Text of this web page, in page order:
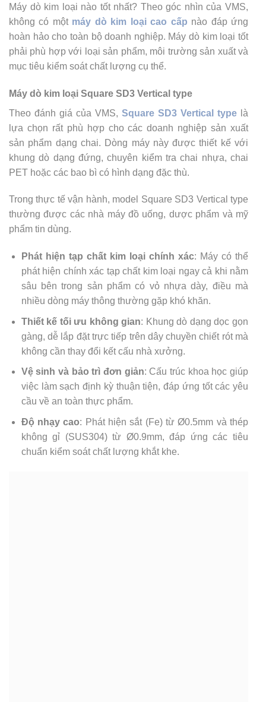
Máy dò kim loại nào tốt nhất? Theo góc nhìn của VMS,
không có một máy dò kim loại cao cấp nào đáp ứng
hoàn hảo cho toàn bộ doanh nghiệp. Máy dò kim loại tốt
phải phù hợp với loại sản phẩm, môi trường sản xuất và
mục tiêu kiểm soát chất lượng cụ thể.
Máy dò kim loại Square SD3 Vertical type
Theo đánh giá của VMS, Square SD3 Vertical type là
lựa chọn rất phù hợp cho các doanh nghiệp sản xuất
sản phẩm dạng chai. Dòng máy này được thiết kế với
khung dò dạng đứng, chuyên kiểm tra chai nhựa, chai
PET hoặc các bao bì có hình dạng đặc thù.
Trong thực tế vận hành, model Square SD3 Vertical type
thường được các nhà máy đồ uống, dược phẩm và mỹ
phẩm tin dùng.
Phát hiện tạp chất kim loại chính xác: Máy có thể
phát hiện chính xác tạp chất kim loại ngay cả khi nằm
sâu bên trong sản phẩm có vỏ nhựa dày, điều mà
nhiều dòng máy thông thường gặp khó khăn.
Thiết kế tối ưu không gian: Khung dò dạng dọc gọn
gàng, dễ lắp đặt trực tiếp trên dây chuyền chiết rót mà
không cần thay đổi kết cấu nhà xưởng.
Vệ sinh và bảo trì đơn giản: Cấu trúc khoa học giúp
việc làm sạch định kỳ thuận tiện, đáp ứng tốt các yêu
cầu về an toàn thực phẩm.
Độ nhạy cao: Phát hiện sắt (Fe) từ Ø0.5mm và thép
không gỉ (SUS304) từ Ø0.9mm, đáp ứng các tiêu
chuẩn kiểm soát chất lượng khắt khe.